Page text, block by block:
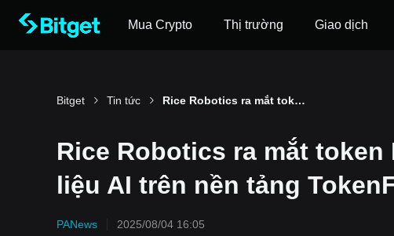
Mua Crypto Thị trường Giao dịch
Bitget Tin tức Rice Robotics ra mắt token RICE cho thị trường dữ liệu AI trên nền tảng TokenFi Launchpad
Rice Robotics ra mắt
liệu AI trên nền tảng
PANews 2025/08/04 16:05